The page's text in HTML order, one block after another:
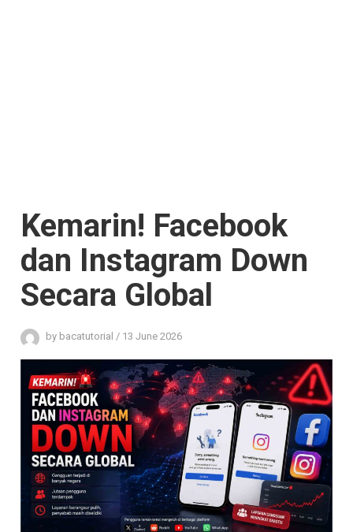
Kemarin! Facebook
dan Instagram Down
Secara Global
by bacatutorial / 13 June 2026